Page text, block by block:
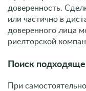
доверенность.
или частично в
доверенного лица
риелторской
Поиск
При